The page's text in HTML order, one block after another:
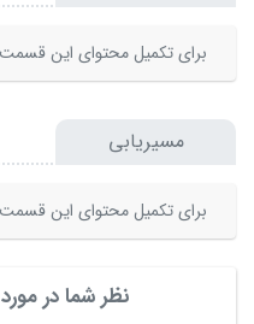
برای تکمیل محتوای این قسمت
مسیریابی
برای تکمیل محتوای این قسمت
نظر شما در